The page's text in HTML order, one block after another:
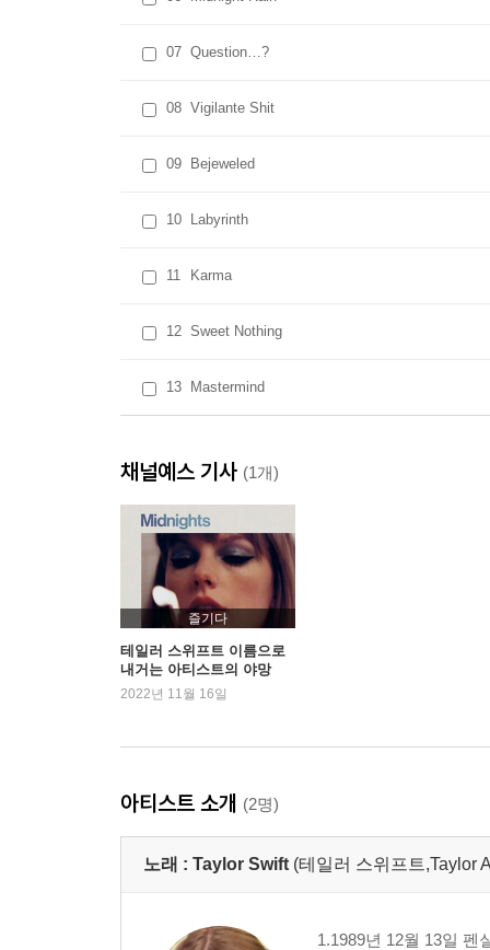
07 Question…?
08 Vigilante Shit
09 Bejeweled
10 Labyrinth
11 Karma
12 Sweet Nothing
13 Mastermind
채널예스 기사 (1개)
즐기다
테일러 스위프트 이름으로
내거는 아티스트의 야망
2022년 11월 16일
아티스트 소개 (2명)
노래 : Taylor Swift (테일러 스위프트,Taylor
1.1989년 12월 13일 펜